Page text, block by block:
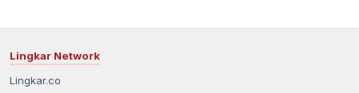
Lingkar Network
Lingkar.co